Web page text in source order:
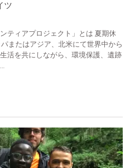
ツ
ティアプロジェクト」とは 夏期休
またはアジア、北米にて世界中から
活を共にしながら、環境保護、遺跡